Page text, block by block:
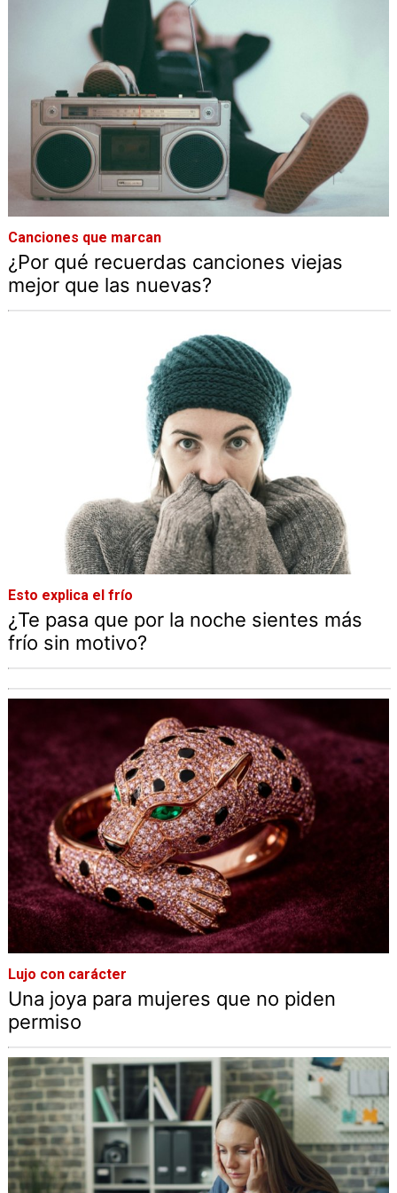
Canciones que marcan
¿Por qué recuerdas canciones viejas
mejor que las nuevas?
Esto explica el frío
¿Te pasa que por la noche sientes más
frío sin motivo?
Lujo con carácter
Una joya para mujeres que no piden
permiso